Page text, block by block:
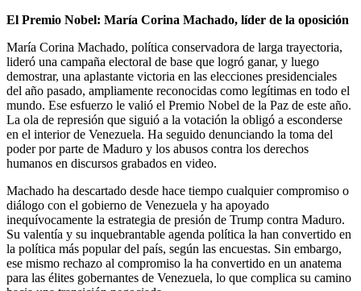
El Premio Nobel: María Corina Machado, líder de la oposición
María Corina Machado, política conservadora de larga trayectoria,
lideró una campaña electoral de base que logró ganar, y luego
demostrar, una aplastante victoria en las elecciones presidenciales
del año pasado, ampliamente reconocidas como legítimas en todo el
mundo. Ese esfuerzo le valió el Premio Nobel de la Paz de este año.
La ola de represión que siguió a la votación la obligó a esconderse
en el interior de Venezuela. Ha seguido denunciando la toma del
poder por parte de Maduro y los abusos contra los derechos
humanos en discursos grabados en video.
Machado ha descartado desde hace tiempo cualquier compromiso o
diálogo con el gobierno de Venezuela y ha apoyado
inequívocamente la estrategia de presión de Trump contra Maduro.
Su valentía y su inquebrantable agenda política la han convertido en
la política más popular del país, según las encuestas. Sin embargo,
ese mismo rechazo al compromiso la ha convertido en un anatema
para las élites gobernantes de Venezuela, lo que complica su camino